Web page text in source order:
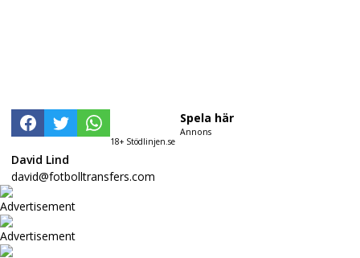
18+ Stödlinjen.se
Spela här
Annons
David Lind
david@fotbolltransfers.com